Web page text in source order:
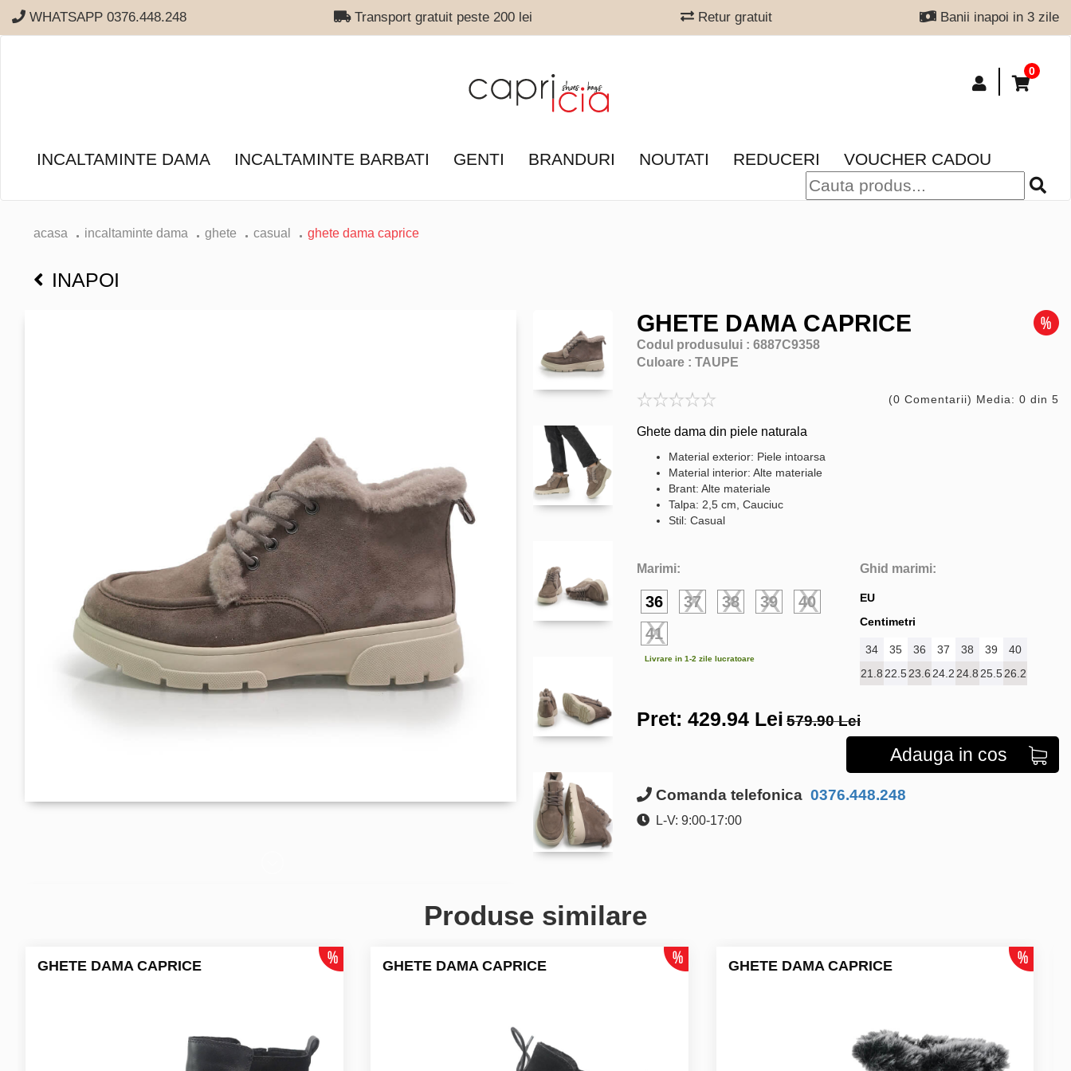
WHATSAPP 0376.448.248 Transport gratuit peste 200 lei Retur gratuit Banii inapoi in 3 zile
0
INCALTAMINTE DAMA INCALTAMINTE BARBATI GENTI BRANDURI NOUTATI REDUCERI VOUCHER CADOU
acasa incaltaminte dama ghete casual ghete dama caprice
INAPOI
GHETE DAMA CAPRICE
Codul produsului : 6887C9358
Culoare : TAUPE
(0 Comentarii) Media: 0 din 5
Ghete dama din piele naturala
Material exterior: Piele intoarsa
Material interior: Alte materiale
Brant: Alte materiale
Talpa: 2,5 cm, Cauciuc
Stil: Casual
Marimi:
36 37 38 39
40
41
Livrare in 1-2 zile lucratoare
Ghid marimi:
EU
Centimetri
34 35 36 37 38 39
40
21.8 22.523.6 24.2 24.8 25.526.2
Pret: 429.94 Lei 579.90 Lei
Adauga in cos
Comanda telefonica 0376.448.248
L-V: 9:00-17:00
Produse similare
GHETE DAMA CAPRICE GHETE DAMA CAPRICE GHETE DAMA CAPRICE